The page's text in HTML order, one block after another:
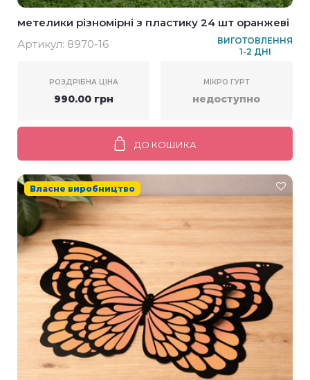
метелики різномірні з пластику 24 шт оранжеві
Артикул: 8970-16
ВИГОТОВЛЕННЯ
1-2 ДНІ
РОЗДРІБНА ЦІНА
990.00 грн
МІКРО ГУРТ
недоступно
ДО КОШИКА
Власне виробництво